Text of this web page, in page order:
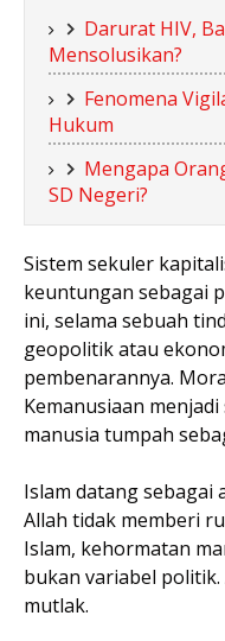
Darurat HIV,
Mensolusikan?
Fenomena
Hukum
Mengapa
SD Negeri?
Sistem sekuler
keuntungan sebagai
ini, selama sebuah
geopolitik atau
pembenarannya.
Kemanusiaan
manusia tumpah
Islam datang sebagai
Allah tidak memberi
Islam, kehormatan
bukan variabel
mutlak.